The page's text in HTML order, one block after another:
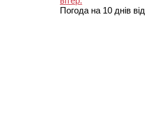
Погода на 10 днів від